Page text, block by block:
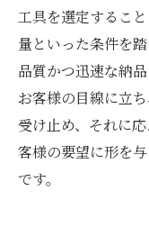
工具を選定するこ
量といった条件を
品質かつ迅速な納
お客様の目線に立
受け止め、それに
客様の要望に形を
です。